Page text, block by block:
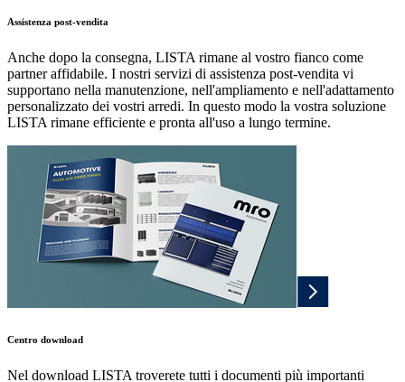
Assistenza post-vendita
Anche dopo la consegna, LISTA rimane al vostro fianco come
partner affidabile. I nostri servizi di assistenza post-vendita vi
supportano nella manutenzione, nell'ampliamento e nell'adattamento
personalizzato dei vostri arredi. In questo modo la vostra soluzione
LISTA rimane efficiente e pronta all'uso a lungo termine.
Centro download
Nel download LISTA troverete tutti i documenti più importanti